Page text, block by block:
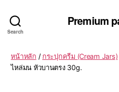
Search
Premium
หน้าหลัก / กระปุกครีม (Cream Jars)
ไหล่มน หัวบานตรง 30g.